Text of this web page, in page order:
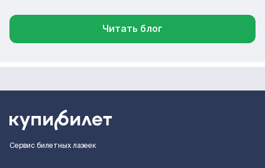
Читать блог
Сервис билетных лазеек